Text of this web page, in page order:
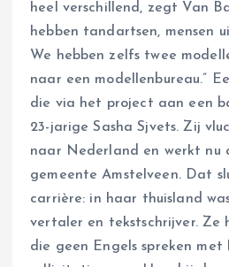
heel verschillend, zegt Van
hebben tandartsen, mensen
We hebben zelfs twee
naar een modellenbureau.”
die via het project aan een
23-jarige Sasha Sjvets. Zij
naar Nederland en werkt nu
gemeente Amstelveen. Dat
carrière: in haar thuisland
vertaler en tekstschrijver. Ze
die geen Engels spreken met